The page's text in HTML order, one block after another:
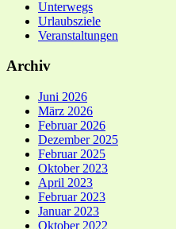
Unterwegs
Urlaubsziele
Veranstaltungen
Archiv
Juni 2026
März 2026
Februar 2026
Dezember 2025
Februar 2025
Oktober 2023
April 2023
Februar 2023
Januar 2023
Oktober 2022